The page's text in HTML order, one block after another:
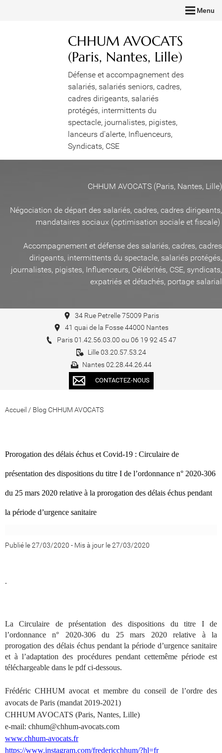
Menu
CHHUM AVOCATS
(Paris, Nantes, Lille)
Défense et accompagnement des
salariés, salariés seniors, cadres,
cadres dirigeants, salariés
protégés, intermittents du
spectacle, journalistes, pigistes,
lanceurs d'alerte, Influenceurs,
Syndicats, CSE
CHHUM AVOCATS (Paris, Nantes, Lille)
Négociation de départ des salariés, cadres, cadres dirigeants,
mandataires sociaux (optimisation sociale et fiscale)
Accompagnement et défense des salariés, cadres, cadres
dirigeants, intermittents du spectacle, salariés protégés,
journalistes, pigistes, Influenceurs, Célébrités, CSE, syndicats,
expatriés et détachés, portage salarial
34 Rue Petrelle 75009 Paris
41 quai de la Fosse 44000 Nantes
Paris 01.42.56.03.00 ou 06 19 92 45 47
Lille 03.20.57.53.24
Nantes 02.28.44.26.44
CONTACTEZ-NOUS
Accueil / Blog CHHUM AVOCATS
Prorogation des délais échus et Covid-19 : Circulaire de
présentation des dispositions du titre I de l’ordonnance n° 2020-306
du 25 mars 2020 relative à la prorogation des délais échus pendant
la période d’urgence sanitaire
Publié le 27/03/2020 - Mis à jour le 27/03/2020
.
La Circulaire de présentation des dispositions du titre I de
l’ordonnance n° 2020-306 du 25 mars 2020 relative à la
prorogation des délais échus pendant la période d’urgence sanitaire
et à l’adaptation des procédures pendant cettemême période est
téléchargeable dans le pdf ci-dessous.
Frédéric CHHUM avocat et membre du conseil de l’ordre des
avocats de Paris (mandat 2019-2021)
CHHUM AVOCATS (Paris, Nantes, Lille)
e-mail: chhum@chhum-avocats.com
www.chhum-avocats.fr
https://www.instagram.com/fredericchhum/?hl=fr